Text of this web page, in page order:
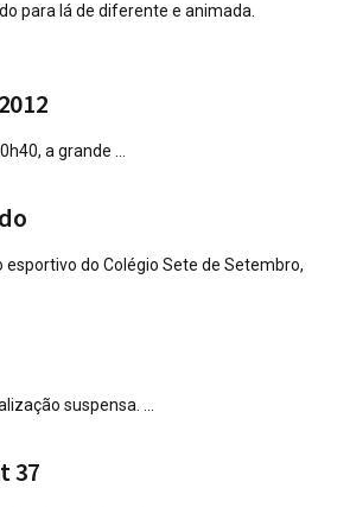
para lá de diferente e animada.
a grande ...
do Colégio Sete de Setembro,
suspensa. ...
37